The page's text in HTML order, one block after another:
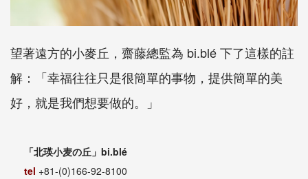
望著遠方的小麥丘，齋藤總監為 bi.blé 下了這樣的註
解：「幸福往往只是很簡單的事物，提供簡單的美
好，就是我們想要做的。」
「北瑛小麦の丘」bi.blé
tel +81-(0)166-92-8100